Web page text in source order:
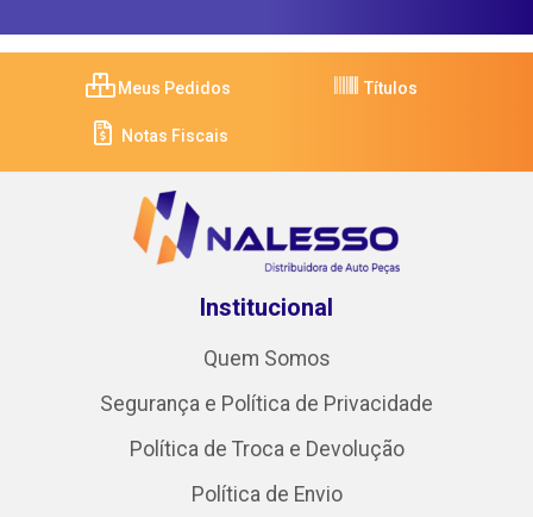
Meus Pedidos Títulos
Notas Fiscais
Institucional
Quem Somos
Segurança e Política de Privacidade
Política de Troca e Devolução
Política de Envio